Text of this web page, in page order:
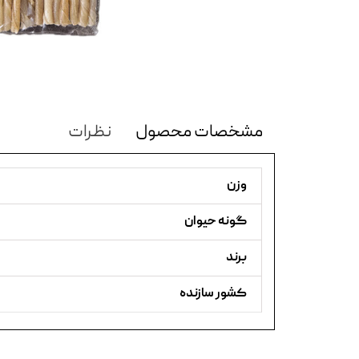
مشخصات محصول نظرات
وزن
گونه حیوان
برند
کشور سازنده